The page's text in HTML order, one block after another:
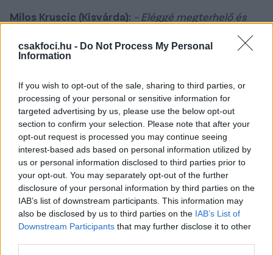
csakfoci.hu - Do Not Process My Personal
Information
If you wish to opt-out of the sale, sharing to third parties, or
processing of your personal or sensitive information for
targeted advertising by us, please use the below opt-out
section to confirm your selection. Please note that after your
opt-out request is processed you may continue seeing
interest-based ads based on personal information utilized by
us or personal information disclosed to third parties prior to
your opt-out. You may separately opt-out of the further
disclosure of your personal information by third parties on the
IAB’s list of downstream participants. This information may
also be disclosed by us to third parties on the IAB’s List of
Downstream Participants that may further disclose it to other
Milos Kruscic (Kisvárda): – Eléggé megterhelő és
barátságos mérkőzést játszottunk az Újfehértó
ellen, ami nagy segítségünkre volt, hiszen azon
kevesebb lehetőséghez jutottak Zalaegerszegen
vagy éppenséggel nem is kerültek pályára. Ezt
követően a szokásos módon készültünk a
Kecskemét elleni bajnoki kihívásra. Mint ismert,
három idegenbeli összecsapással kezdjük az idényt,
ami egyben három hosszú utazást is jelent. Nagyon
nehéz mérkőzésre számítok, hiszen az előző szezon
ezüstérmeséhez látogatunk, amely csütörtökön
még az Európa-konferencialiga-selejtezőjében
szerepelt. Őszintén szólva nem gondolkozom azon,